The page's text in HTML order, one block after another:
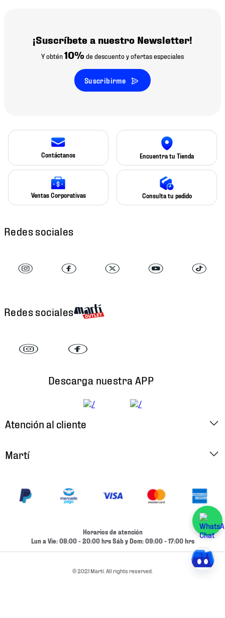
¡Suscríbete a nuestro Newsletter!
Y obtén10% de descuento y ofertas especiales
Suscribirme
Contáctanos Encuentra tu Tienda
Ventas Corporativas Consulta tu pedido
Redes sociales
Redes sociales
Descarga nuestra APP
Atención al cliente
Cambios y Devoluciones
Condiciones de Entrega y Devolución Marketplace
Martí
Ubica tu Tienda
Términos y Condiciones
Horarios de atención
Lun a Vie: 08:00 - 20:00 hrs Sáb y Dom: 09:00 - 17:00 hrs
© 2021 Martí. All rights reserved.